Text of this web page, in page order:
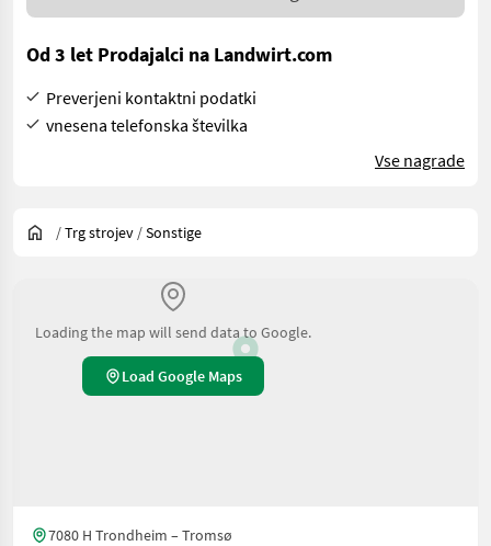
Od 3 let Prodajalci na Landwirt.com
Preverjeni kontaktni podatki
vnesena telefonska številka
Vse nagrade
/Trg strojev /Sonstige
Loading the map will send data to Google.
Load Google Maps
7080 H Trondheim – Tromsø